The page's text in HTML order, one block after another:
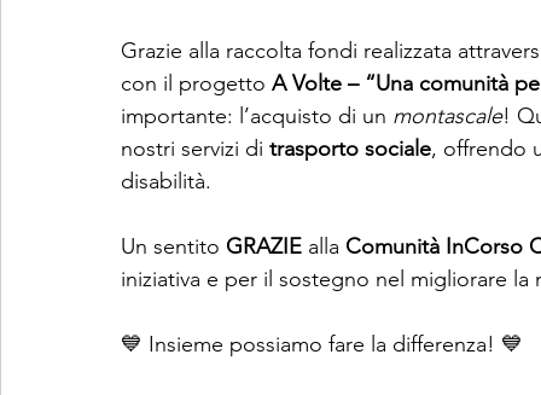
Grazie alla raccolta fondi realizzata
con il progetto A Volte – “Una comunità
importante: l’acquisto di un montascale!
nostri servizi di trasporto sociale, offrendo
disabilità.
Un sentito GRAZIE alla Comunità InCorso
iniziativa e per il sostegno nel migliorare
💙 Insieme possiamo fare la differenza! 💙